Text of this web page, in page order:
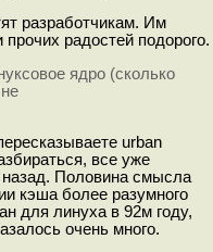
разработчикам. Им
радостей подорого.
ядро (сколько
urban
все уже
назад. Половина смысла
кэша более разумного
для линуха в 92м году,
очень много.